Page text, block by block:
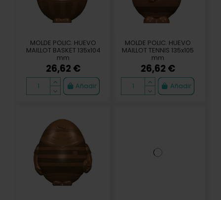
MOLDE POLIC. HUEVO
MAILLOT BASKET 135x104
mm
26,62 €
Añadir
MOLDE POLIC. HUEVO
MAILLOT TENNIS 135x105
mm
26,62 €
Añadir